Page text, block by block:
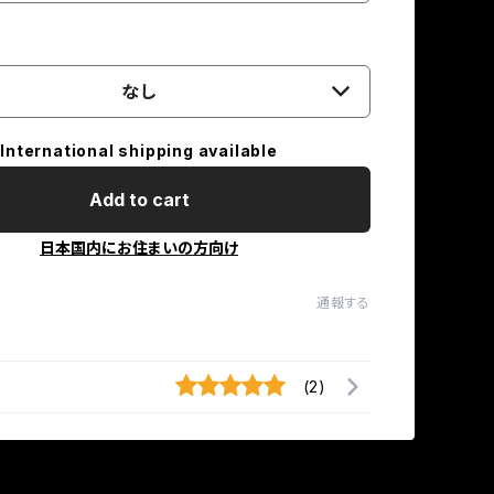
なし
International shipping available
Add to cart
日本国内にお住まいの方向け
通報する
(2)